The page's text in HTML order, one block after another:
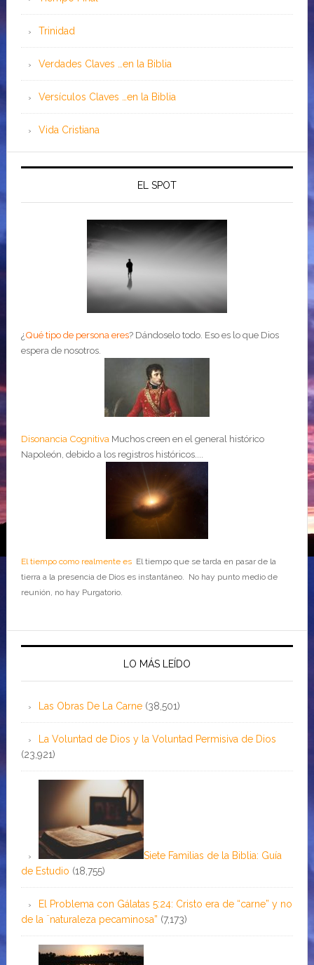
Trinidad
Verdades Claves …en la Biblia
Versículos Claves …en la Biblia
Vida Cristiana
EL SPOT
¿Qué tipo de persona eres? Dándoselo todo. Eso es lo que Dios
espera de nosotros.
Disonancia Cognitiva Muchos creen en el general histórico
Napoleón, debido a los registros históricos....
El tiempo como realmente esEl tiempo que se tarda en pasar de la
tierra a la presencia de Dios es instantáneo. No hay punto medio de
reunión, no hay Purgatorio.
LO MÁS LEÍDO
Las Obras De La Carne (38,501)
La Voluntad de Dios y la Voluntad Permisiva de Dios
(23,921)
Siete Familias de la Biblia: Guía
de Estudio (18,755)
El Problema con Gálatas 5:24: Cristo era de “carne” y no
de la ¨naturaleza pecaminosa” (7,173)